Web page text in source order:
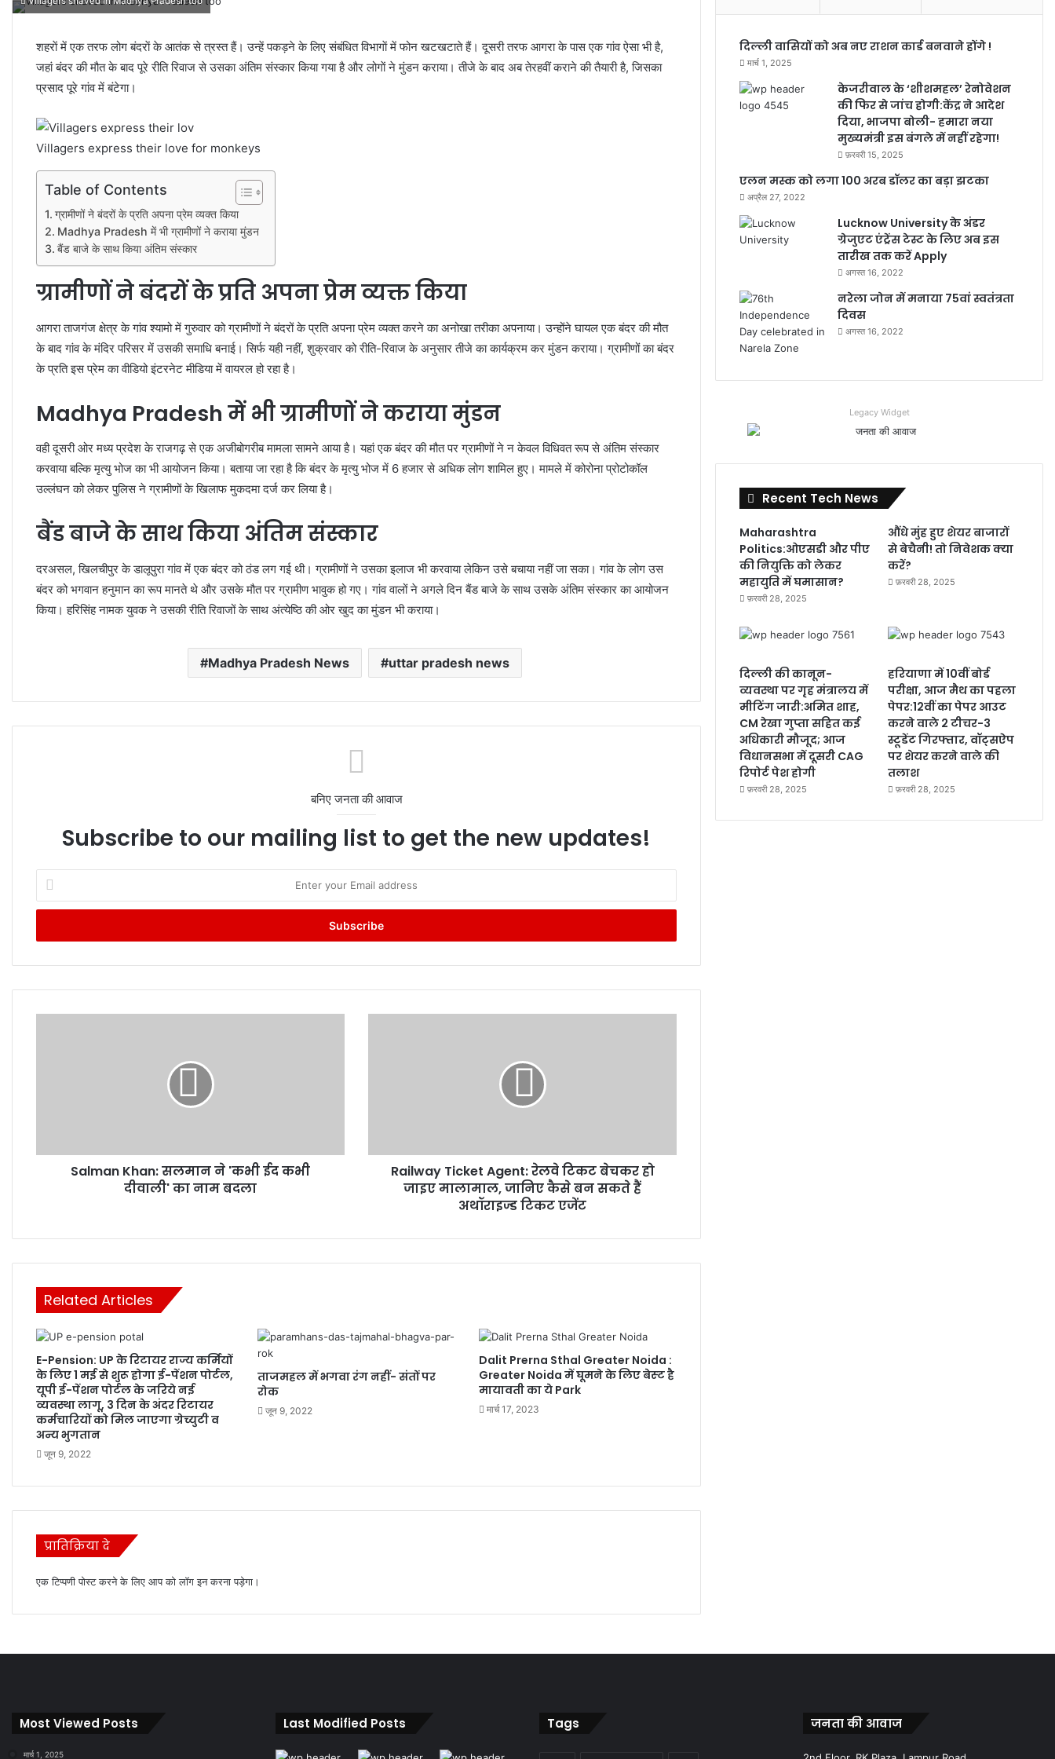
शहराें में एक तरफ लोग बंदराें के आतंक से त्रस्त हैं। उन्हें पकड़ने के लिए संबंधित विभागाें में फोन खटखटाते हैं। दूसरी तरफ आगरा के पास एक गांव ऐसा भी है,
जहां बंदर की मौत के बाद पूरे रीति रिवाज से उसका अंतिम संस्कार किया गया है और लोगाें ने मुंडन कराया। तीजे के बाद अब तेरहवीं कराने की तैयारी है, जिसका
प्रसाद पूरे गांव में बंटेगा।
Villagers express their love for monkeys
Table of Contents
ग्रामीणों ने बंदरों के प्रति अपना प्रेम व्यक्त किया
Madhya Pradesh में भी ग्रामीणों ने कराया मुंडन
बैंड बाजे के साथ किया अंतिम संस्कार
ग्रामीणों ने बंदरों के प्रति अपना प्रेम व्यक्त किया
आगरा ताजगंज क्षेत्र के गांव श्यामो में गुरुवार को ग्रामीणों ने बंदरों के प्रति अपना प्रेम व्यक्त करने का अनोखा तरीका अपनाया। उन्होंने घायल एक बंदर की मौत
के बाद गांव के मंदिर परिसर में उसकी समाधि बनाई। सिर्फ यही नहीं, शुक्रवार को रीति-रिवाज के अनुसार तीजे का कार्यक्रम कर मुंडन कराया। ग्रामीणों का बंदर
के प्रति इस प्रेम का वीडियो इंटरनेट मीडिया में वायरल हो रहा है।
Madhya Pradesh में भी ग्रामीणों ने कराया मुंडन
वही दूसरी ओर मध्य प्रदेश के राजगढ़ से एक अजीबोगरीब मामला सामने आया है। यहां एक बंदर की मौत पर ग्रामीणों ने न केवल विधिवत रूप से अंतिम संस्कार
करवाया बल्कि मृत्यु भोज का भी आयोजन किया। बताया जा रहा है कि बंदर के मृत्यु भोज में 6 हजार से अधिक लोग शामिल हुए। मामले में कोरोना प्रोटोकॉल
उल्लंघन को लेकर पुलिस ने ग्रामीणों के खिलाफ मुकदमा दर्ज कर लिया है।
बैंड बाजे के साथ किया अंतिम संस्कार
दरअसल, खिलचीपुर के डालूपुरा गांव में एक बंदर को ठंड लग गई थी। ग्रामीणों ने उसका इलाज भी करवाया लेकिन उसे बचाया नहीं जा सका। गांव के लोग उस
बंदर को भगवान हनुमान का रूप मानते थे और उसके मौत पर ग्रामीण भावुक हो गए। गांव वालों ने अगले दिन बैंड बाजे के साथ उसके अंतिम संस्कार का आयोजन
किया। हरिसिंह नामक युवक ने उसकी रीति रिवाजों के साथ अंत्येष्ठि की ओर खुद का मुंडन भी कराया।
Madhya Pradesh News uttar pradesh news
बनिए जनता की आवाज
Subscribe to our mailing list to get the new updates!
your
Email
का
Salman Khan: सलमान ने 'कभी ईद कभी
दीवाली' का नाम बदला
मालामाल,
टिकट
Railway Ticket Agent: रेलवे टिकट बेचकर हो
जाइए मालामाल, जानिए कैसे बन सकते हैं
अथॉराइज्ड टिकट एजेंट
Related Articles
E-Pension: UP के रिटायर राज्य कर्मियों
के लिए 1 मई से शुरू होगा ई-पेंशन पोर्टल,
यूपी ई-पेंशन पोर्टल के जरिये नई
व्यवस्था लागू, 3 दिन के अंदर रिटायर
कर्मचारियों को मिल जाएगा ग्रेच्युटी व
अन्य भुगतान
जून 9, 2022
ताजमहल में भगवा रंग नहीं- संतों पर
रोक
जून 9, 2022
Dalit Prerna Sthal Greater Noida :
Greater Noida में घूमने के लिए बेस्‍ट है
मायावती का ये Park
मार्च 17, 2023
प्रातिक्रिया दे
एक टिप्पणी पोस्ट करने के लिए आप कोलॉग इनकरना पड़ेगा।
दिल्ली वासियों को अब नए राशन कार्ड बनवाने होंगे !
मार्च 1, 2025
केजरीवाल के ‘शीशमहल’ रेनोवेशन
की फिर से जांच होगी:केंद्र ने आदेश
दिया, भाजपा बोली- हमारा नया
मुख्यमंत्री इस बंगले में नहीं रहेगा!
फ़रवरी 15, 2025
एलन मस्क को लगा 100 अरब डॉलर का बड़ा झटका
अप्रैल 27, 2022
Lucknow University के अंडर
ग्रेजुएट एंट्रेंस टेस्ट के लिए अब इस
तारीख तक करें Apply
अगस्त 16, 2022
नरेला जोन में मनाया 75वां स्वतंत्रता
दिवस
अगस्त 16, 2022
Legacy Widget
Recent Tech News
Maharashtra
Politics:ओएसडी और पीए
की नियुक्ति को लेकर
महायुति में घमासान?
फ़रवरी 28, 2025
औंधे मुंह हुए शेयर बाजारों
से बेचैनी! तो निवेशक क्या
करें?
फ़रवरी 28, 2025
दिल्ली की कानून-
व्यवस्था पर गृह मंत्रालय में
मीटिंग जारी:अमित शाह,
CM रेखा गुप्ता सहित कई
अधिकारी मौजूद; आज
विधानसभा में दूसरी CAG
रिपोर्ट पेश होगी
फ़रवरी 28, 2025
हरियाणा में 10वीं बोर्ड
परीक्षा, आज मैथ का पहला
पेपर:12वीं का पेपर आउट
करने वाले 2 टीचर-3
स्टूडेंट गिरफ्तार, वॉट्सऐप
पर शेयर करने वाले की
तलाश
फ़रवरी 28, 2025
Most Viewed Posts
मार्च 1, 2025
Last Modified Posts Tags जनता की आवाज